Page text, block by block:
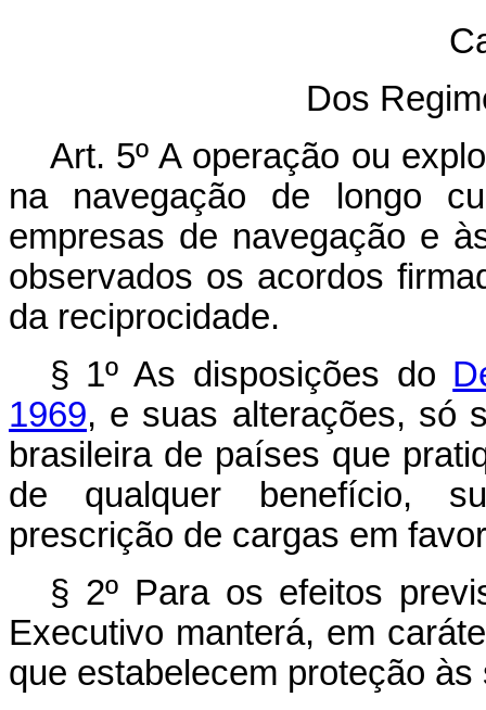
Dos
Art. 5º A operação ou
na navegação de longo
empresas de navegação e
observados os acordos
da reciprocidade.
§ 1º As disposições do
1969, e suas alterações, só
brasileira de países que
de qualquer benefício,
prescrição de cargas em
§ 2º Para os efeitos
Executivo manterá, em
que estabelecem proteção